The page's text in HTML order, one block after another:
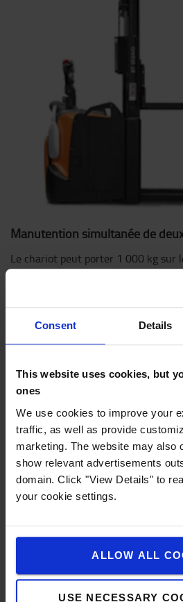
Consent Details
This website uses cookies, but
ones
We use cookies to improve your
traffic, as well as provide
marketing. The website may also
show relevant advertisements
domain. Click "View Details" to
your cookie settings.
ALLOW ALL
USE NECESSARY
Manutention simultanée de
Le chariot peut porter 1 000 kg sur
(dé)chargement de camions ou la
de deux palettes.